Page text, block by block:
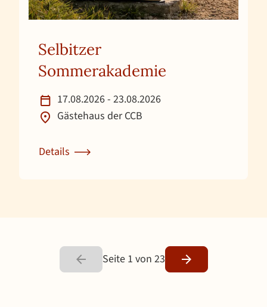
Selbitzer
Sommerakademie
17.08.2026 - 23.08.2026
Gästehaus der CCB
Details
Zur Detailseite für Selbitzer Sommerakademie
ZurückSeite 1 von 23 Weiter